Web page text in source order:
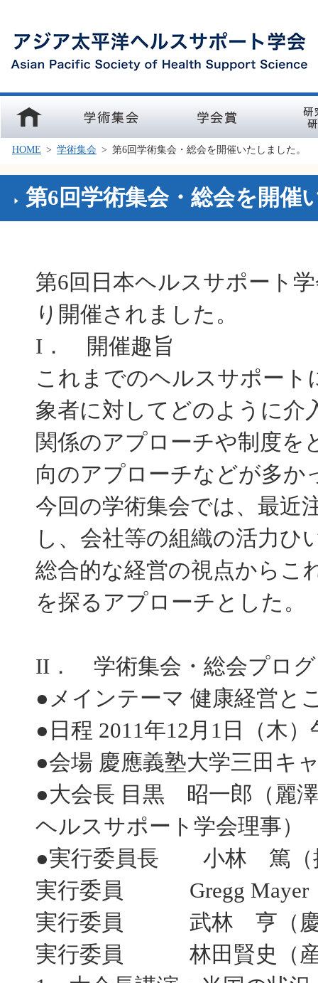
ホーム 学術集会 学会賞 研究部会
HOME > 学術集会 > 第6回学術集会・総会を開催いたしました。
第6回学術集会・総会を開催
第6回日本ヘルスサポート
り開催されました。
I． 開催趣旨
これまでのヘルスサポート
象者に対してどのように介
関係のアプローチや制度を
向のアプローチなどが多か
今回の学術集会では、最近
し、会社等の組織の活力ひ
総合的な経営の視点からこ
を探るアプローチとした。
II． 学術集会・総会プロ
●メインテーマ 健康経営と
●日程 2011年12月1日（木
●会場 慶應義塾大学三田
●大会長 目黒 昭一郎（麗
ヘルスサポート学会理事）
●実行委員長 小林 篤（
実行委員 Gregg Mayer（
実行委員 武林 亨（慶
実行委員 林田賢史（産